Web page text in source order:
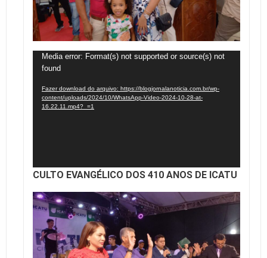
Tocador
de
vídeo
Media error: Format(s) not supported or source(s) not
found
Fazer download do arquivo: https://blogjornalanoticia.com.br/wp-
content/uploads/2024/10/WhatsApp-Video-2024-10-28-at-
16.22.11.mp4?_=1
CULTO EVANGÉLICO DOS 410 ANOS DE ICATU